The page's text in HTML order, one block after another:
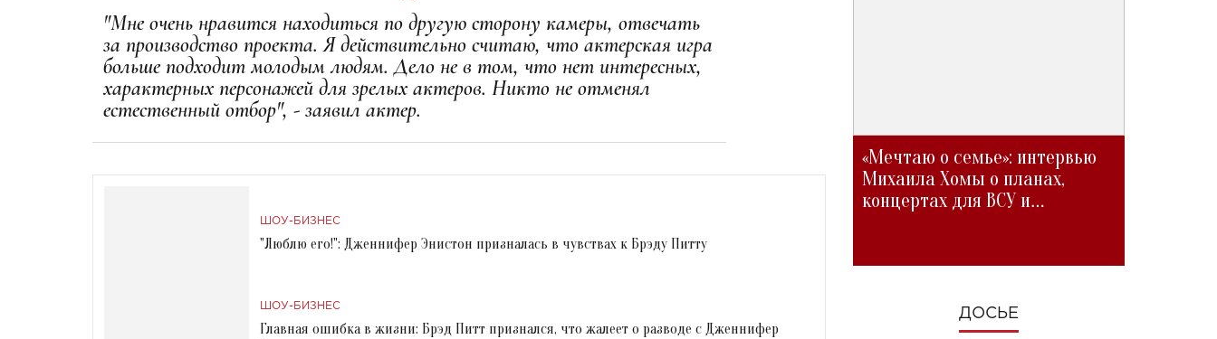
"Мне очень нравится находиться по другую сторону камеры, отвечать
за производство проекта. Я действительно считаю, что актерская игра
больше подходит молодым людям. Дело не в том, что нет интересных,
характерных персонажей для зрелых актеров. Никто не отменял
естественный отбор", - заявил актер.
ШОУ-БИЗНЕС
"Люблю его!": Дженнифер Энистон призналась в чувствах к Брэду Питту
ШОУ-БИЗНЕС
Главная ошибка в жизни: Брэд Питт признался, что жалеет о разводе с Дженнифер
«Мечтаю о семье»: интервью
Михаила Хомы о планах,
концертах для ВСУ и
ДОСЬЕ